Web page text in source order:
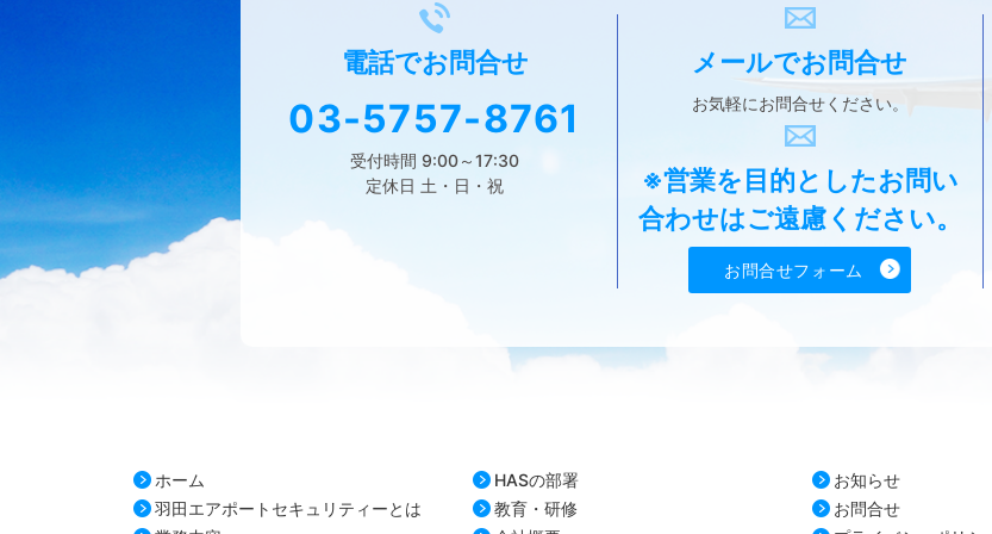
電話でお問合せ
03-5757-8761
受付時間 9:00～17:30
定休日 土・日・祝
メールでお問合せ
お気軽にお問合せください。
※営業を目的としたお問い
合わせはご遠慮ください。
お問合せフォーム
ホーム
羽田エアポートセキュリティーとは
HASの部署
教育・研修
お知らせ
お問合せ